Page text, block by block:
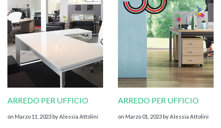
ARREDO PER UFFICIO
on Marzo 11, 2023 by Alessia Attolini
ARREDO PER UFFICIO
on Marzo 01, 2023 by Alessia Attolini